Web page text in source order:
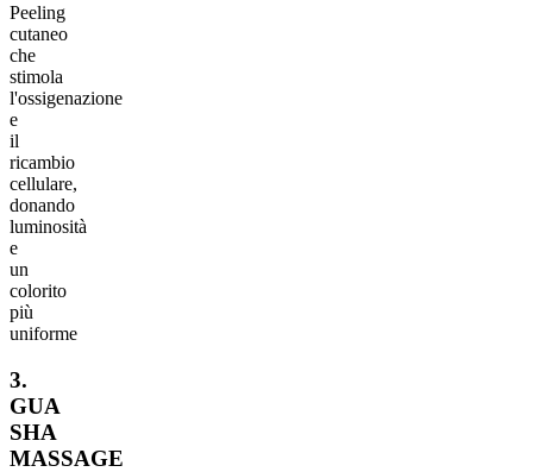
Peeling
cutaneo
che
stimola
l'ossigenazione
e
il
ricambio
cellulare,
donando
luminosità
e
un
colorito
più
uniforme
3.
GUA
SHA
MASSAGE